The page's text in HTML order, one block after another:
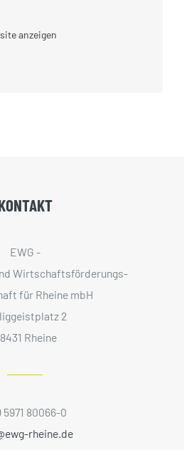
anzeigen
EWG -
Wirtschaftsförderungs­
für Rheine mbH
2
Rheine
5971 80066-0
rheine.de